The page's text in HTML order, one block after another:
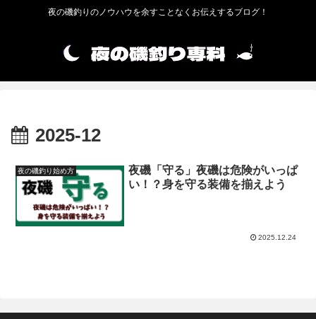
夜の磯釣りのノウハウを余すことなくお伝えするブログ！
2025-12
夜の磯釣り始め方
夜磯「守る」夜磯は危険がいっぱ
い！？身を守る装備を揃えよう
2025.12.24